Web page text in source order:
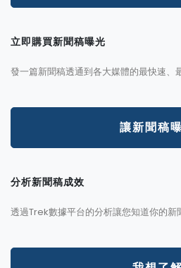
立即購買新聞稿曝光
發一篇新聞稿透通到各大媒體的最快速、
讓新聞稿
分析新聞稿成效
透過Trek數據平台的分析讓您知道你的新